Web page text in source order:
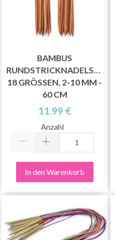
BAMBUS
RUNDSTRICKNADELSET,
18 GRÖSSEN, 2-10 MM - 6
0 CM
11.99 €
Anzahl
In den Warenkorb